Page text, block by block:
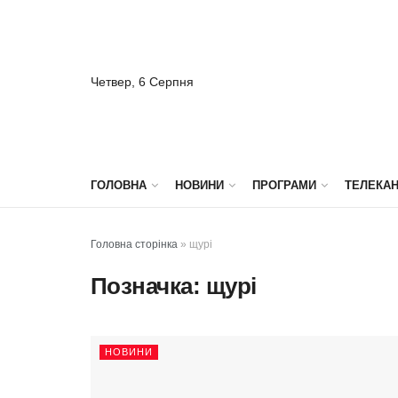
Четвер, 6 Серпня
ГОЛОВНА НОВИНИ ПРОГРАМИ
Головна сторінка » щурі
Позначка: щурі
НОВИНИ